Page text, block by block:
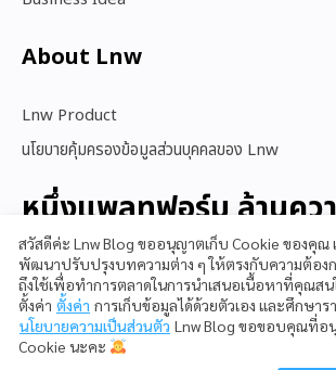
About Lnw​
Lnw Product
นโยบายคุ้มครองข้อมูลส่วนบุคคลของ Lnw
หนึ่งแพลทฟอร์ม ล้านคว
ได้
สนใจใช้ LnwShop
สวัสดีค่ะ Lnw Blog ขออนุญาตเก็บ Cookie ของคุณ
พัฒนาปรับปรุงบทความต่าง ๆ ให้ตรงกับความต้อง
ถึงใช้เพื่อทำการตลาดในการนำเสนอเนื้อหาที่คุณส
ตั้งค่า ตั้งค่า การเก็บข้อมูลได้ด้วยตัวเอง และศึกษาร
นโยบายความเป็นส่วนตัว Lnw Blog ขอขอบคุณที่อ
Cookie นะคะ